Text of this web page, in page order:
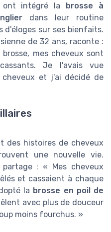
ont intégré la brosse à
dans leur routine
d'éloges sur ses bienfaits.
de 32 ans, raconte :
mes cheveux sont
Je l'avais vue
cheveux et j'ai décidé de
des histoires de cheveux
une nouvelle vie.
partage : « Mes cheveux
et cassaient à chaque
la brosse en poil de
avec plus de douceur
moins fourchus. »